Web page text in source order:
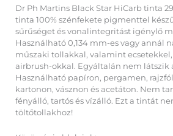
Dr Ph Martins Black Star HiCarb tinta
tinta 100% szénfekete pigmenttel
sűrűséget és vonalintegritást igénylő
Használható 0,134 mm-es vagy annál
műszaki tollakkal, valamint
airbrush-okkal. Egyáltalán nem látszik
Használható papíron, pergamen,
kartonon, vásznon és acetáton. Nem
fényálló, tartós és vízálló. Ezt a tintát
töltőtollakhoz!